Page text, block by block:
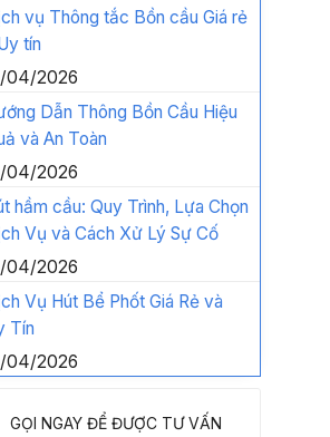
vụ Thông tắc Bồn cầu Giá rẻ
tín
04/2026
Dẫn Thông Bồn Cầu Hiệu
và An Toàn
04/2026
hầm cầu: Quy Trình, Lựa Chọn
Vụ và Cách Xử Lý Sự Cố
04/2026
Vụ Hút Bể Phốt Giá Rẻ và
Tín
04/2026
GỌI NGAY ĐỂ ĐƯỢC TƯ VẤN